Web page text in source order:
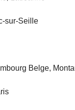
sur-Seille
Belge,